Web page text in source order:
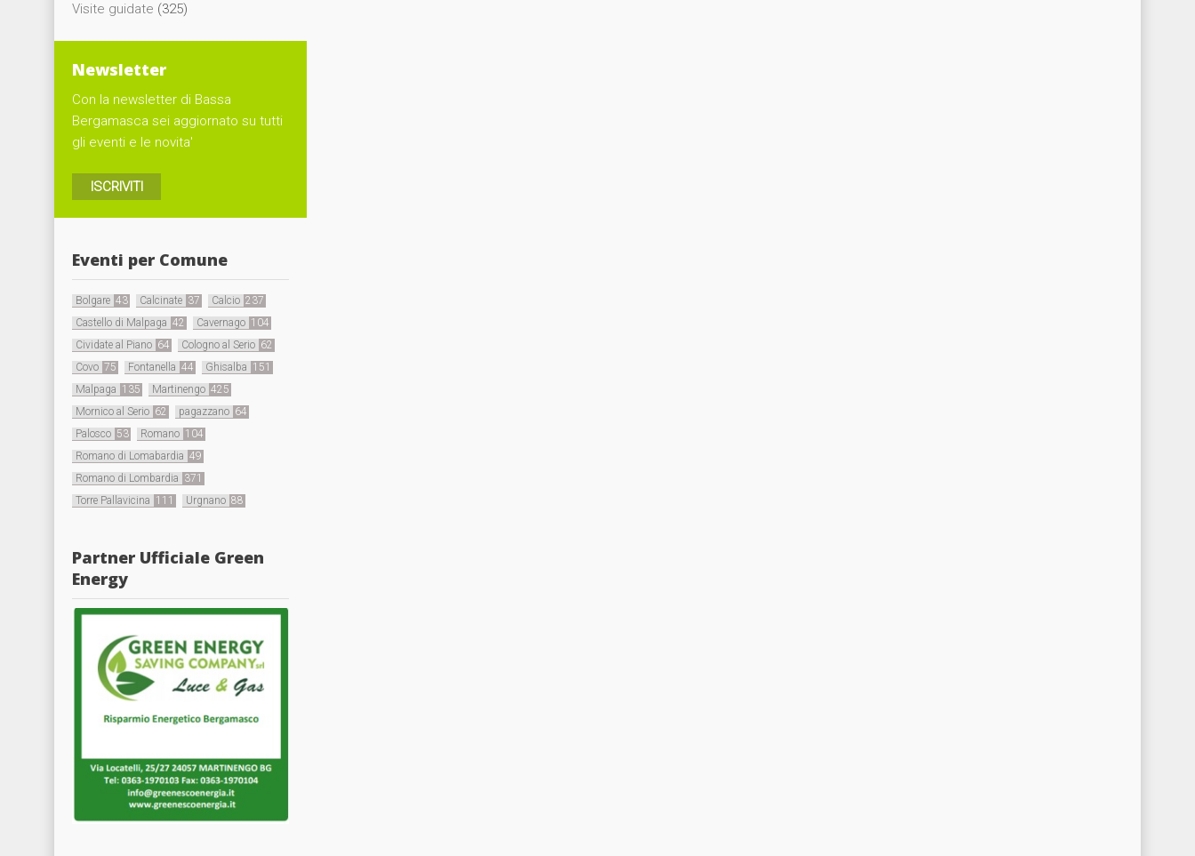
Visite guidate (325)
Newsletter
Con la newsletter di Bassa
Bergamasca sei aggiornato su tutti
gli eventi e le novita'
ISCRIVITI
Eventi per Comune
Bolgare 43 Calcinate 37 Calcio 237
Castello di Malpaga 42 Cavernago 104
Cividate al Piano 64 Cologno al Serio 62
Covo 75 Fontanella 44 Ghisalba 151
Malpaga 135 Martinengo 425
Mornico al Serio 62 pagazzano 64
Palosco 53 Romano 104
Romano di Lomabardia 49
Romano di Lombardia 371
Torre Pallavicina 111 Urgnano 88
Partner Ufficiale Green
Energy